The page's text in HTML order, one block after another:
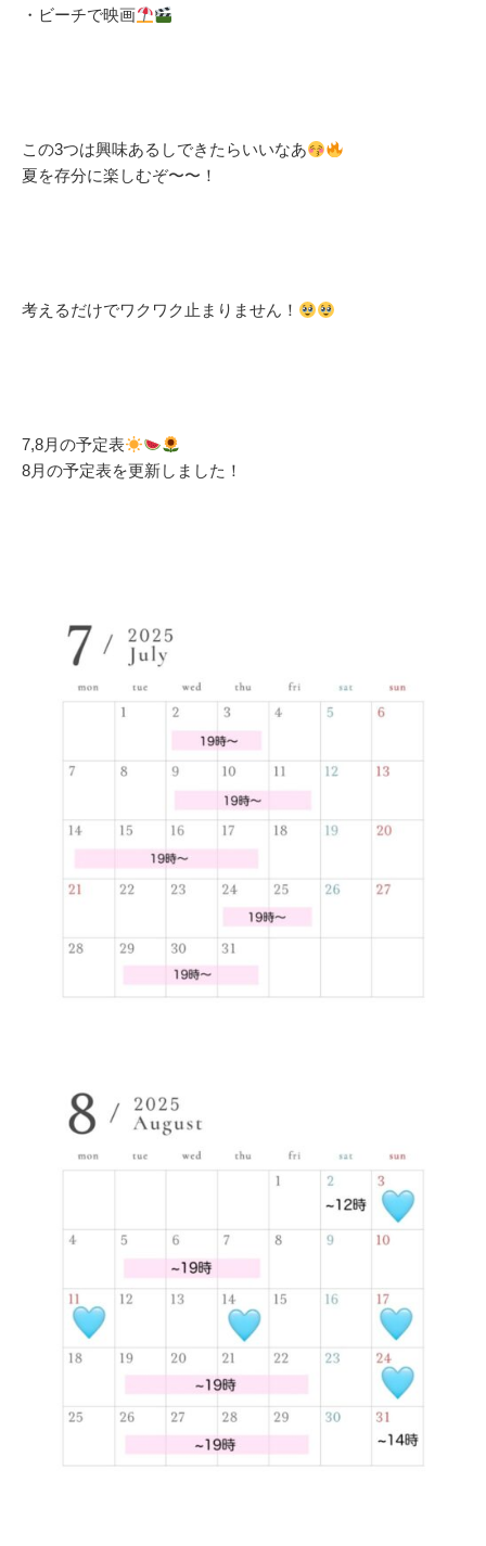
・ビーチで映画
この3つは興味あるしできたらいいなあ
夏を存分に楽しむぞ〜〜！
考えるだけでワクワク止まりません！
7,8月の予定表
8月の予定表を更新しました！